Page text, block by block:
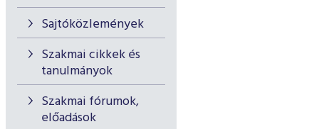
Sajtóközlemények
Szakmai cikkek és
tanulmányok
Szakmai fórumok,
előadások